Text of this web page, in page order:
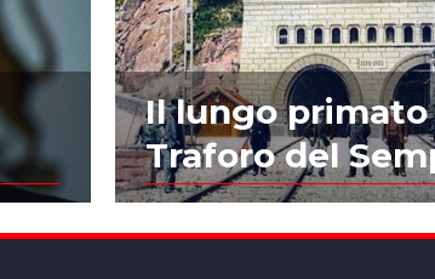
Il lungo primato
Traforo del